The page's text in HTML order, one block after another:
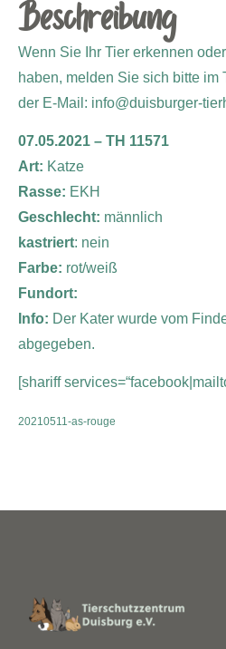
Beschreibung
Wenn Sie Ihr Tier erkennen
haben, melden Sie sich bitte im
der E-Mail: info@duisburger-
07.05.2021 – TH 11571
Art: Katze
Rasse: EKH
Geschlecht: männlich
kastriert: nein
Farbe: rot/weiß
Fundort:
Info: Der Kater wurde vom
abgegeben.
[shariff
20210511-as-rouge